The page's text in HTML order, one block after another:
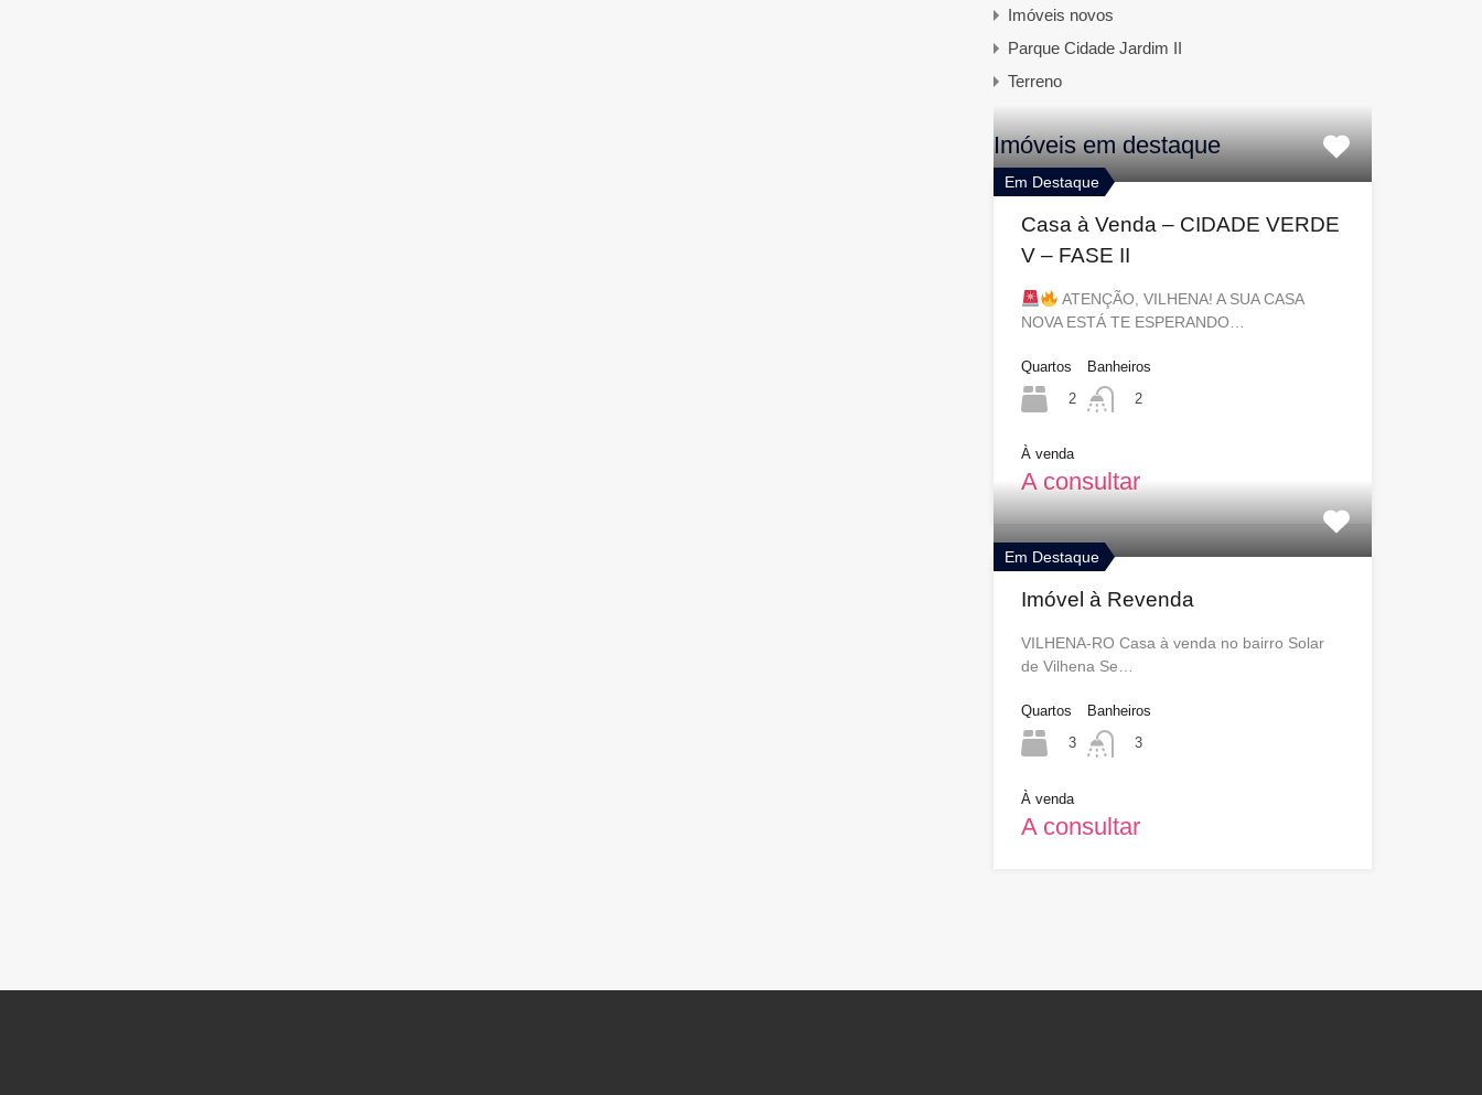
Imóveis novos
Parque Cidade Jardim II
Terreno
Imóveis em destaque
Em Destaque
Casa à Venda – CIDADE VERDE
V – FASE II
ATENÇÃO, VILHENA! A SUA CASA
NOVA ESTÁ TE ESPERANDO…
Quartos
2
Banheiros
2
À venda
A consultar
Em Destaque
Imóvel à Revenda
VILHENA-RO Casa à venda no bairro Solar
de Vilhena Se…
Quartos
3
Banheiros
3
À venda
A consultar